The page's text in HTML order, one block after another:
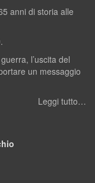
anni di storia alle
l’uscita del
un messaggio
Leggi tutto…